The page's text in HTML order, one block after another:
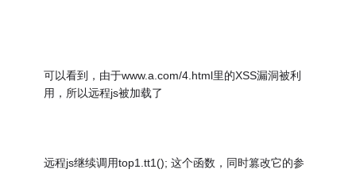
可以看到，由于www.a.com/4.html里的XSS漏洞被利
用，所以远程js被加载了
远程js继续调用top1.tt1(); 这个函数，同时篡改它的参